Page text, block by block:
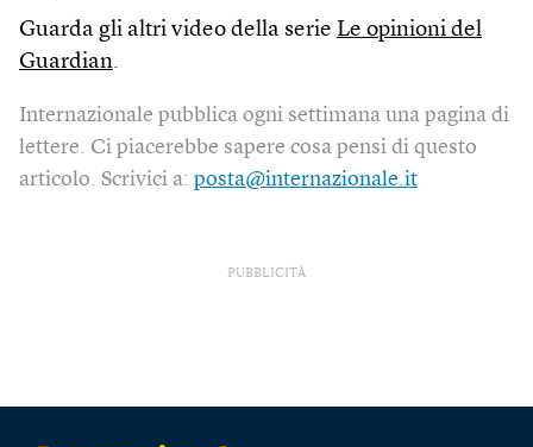
Guarda gli altri video della serie Le opinioni del
Guardian.
Internazionale pubblica ogni settimana una pagina di
lettere. Ci piacerebbe sapere cosa pensi di questo
articolo. Scrivici a: posta@internazionale.it
PUBBLICITÀ